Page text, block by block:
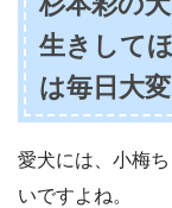
生きして
は毎日大変
愛犬には、小梅
いですよね。